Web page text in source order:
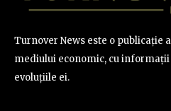
Turnover News este o publicație
mediului economic, cu
evoluțiile ei.